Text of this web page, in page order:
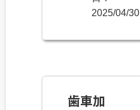
2025/04/30
歯車加